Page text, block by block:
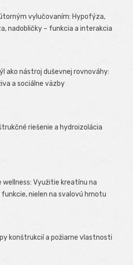
vylučovaním: Hypofýza,
nadobličky – funkcia a interakcia
ako nástroj duševnej rovnováhy:
a sociálne väzby
riešenie a hydroizolácia
wellness: Využitie kreatínu na
nielen na svalovú hmotu
konštrukcií a požiarne vlastnosti